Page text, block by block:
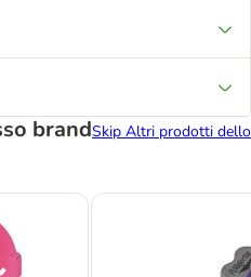
brandSkip Altri prodotti dello